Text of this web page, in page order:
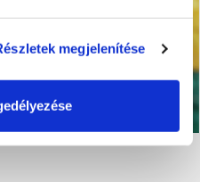
megjelenítése